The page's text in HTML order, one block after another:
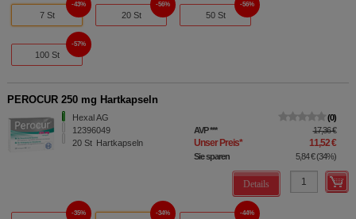
7 St
43%
20 St
56%
50 St
56%
100 St
57%
PEROCUR 250 mg Hartkapseln
Hexal AG
12396049
20 St Hartkapseln
0
AVP*** 17,36 €
Unser Preis* 11,52 €
Sie sparen 5,84 €(34%)
Details
35% 34% 44%